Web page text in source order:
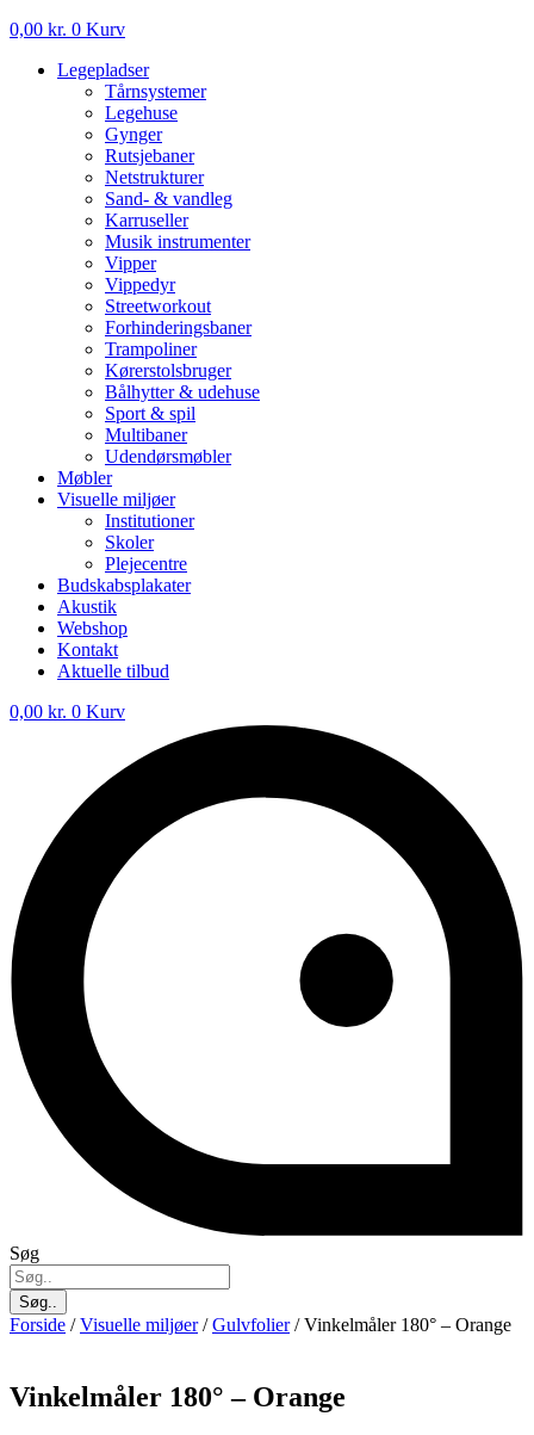
0,00 kr. 0 Kurv
Legepladser
Tårnsystemer
Legehuse
Gynger
Rutsjebaner
Netstrukturer
Sand- & vandleg
Karruseller
Musik instrumenter
Vipper
Vippedyr
Streetworkout
Forhinderingsbaner
Trampoliner
Kørerstolsbruger
Bålhytter & udehuse
Sport & spil
Multibaner
Udendørsmøbler
Møbler
Visuelle miljøer
Institutioner
Skoler
Plejecentre
Budskabsplakater
Akustik
Webshop
Kontakt
Aktuelle tilbud
0,00 kr. 0 Kurv
Søg
Søg..
Forside /Visuelle miljøer/Gulvfolier/ Vinkelmåler 180° – Orange
Vinkelmåler 180° – Orange